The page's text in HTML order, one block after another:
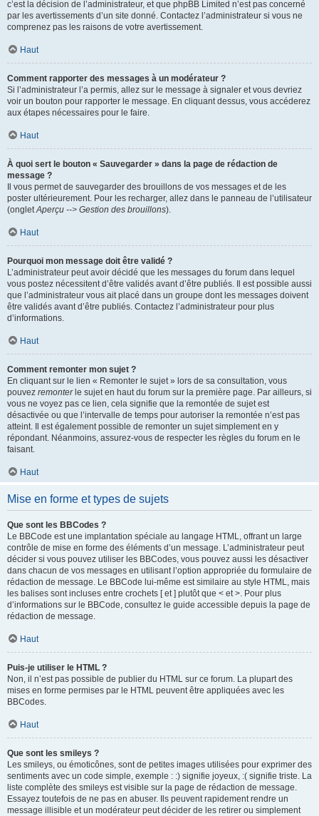
c’est la décision de l’administrateur, et que phpBB Limited n’est pas concerné
par les avertissements d’un site donné. Contactez l’administrateur si vous ne
comprenez pas les raisons de votre avertissement.
Haut
Comment rapporter des messages à un modérateur ?
Si l’administrateur l’a permis, allez sur le message à signaler et vous devriez
voir un bouton pour rapporter le message. En cliquant dessus, vous accéderez
aux étapes nécessaires pour le faire.
Haut
À quoi sert le bouton « Sauvegarder » dans la page de rédaction de
message ?
Il vous permet de sauvegarder des brouillons de vos messages et de les
poster ultérieurement. Pour les recharger, allez dans le panneau de l’utilisateur
(ongletAperçu --> Gestion des brouillons).
Haut
Pourquoi mon message doit être validé ?
L’administrateur peut avoir décidé que les messages du forum dans lequel
vous postez nécessitent d’être validés avant d’être publiés. Il est possible aussi
que l’administrateur vous ait placé dans un groupe dont les messages doivent
être validés avant d’être publiés. Contactez l’administrateur pour plus
d’informations.
Haut
Comment remonter mon sujet ?
En cliquant sur le lien « Remonter le sujet » lors de sa consultation, vous
pouvez remonterle sujet en haut du forum sur la première page. Par ailleurs, si
vous ne voyez pas ce lien, cela signifie que la remontée de sujet est
désactivée ou que l’intervalle de temps pour autoriser la remontée n’est pas
atteint. Il est également possible de remonter un sujet simplement en y
répondant. Néanmoins, assurez-vous de respecter les règles du forum en le
faisant.
Haut
Mise en forme et types de sujets
Que sont les BBCodes ?
Le BBCode est une implantation spéciale au langage HTML, offrant un large
contrôle de mise en forme des éléments d’un message. L’administrateur peut
décider si vous pouvez utiliser les BBCodes, vous pouvez aussi les désactiver
dans chacun de vos messages en utilisant l’option appropriée du formulaire de
rédaction de message. Le BBCode lui-même est similaire au style HTML, mais
les balises sont incluses entre crochets [ et ] plutôt que < et >. Pour plus
d’informations sur le BBCode, consultez le guide accessible depuis la page de
rédaction de message.
Haut
Puis-je utiliser le HTML ?
Non, il n’est pas possible de publier du HTML sur ce forum. La plupart des
mises en forme permises par le HTML peuvent être appliquées avec les
BBCodes.
Haut
Que sont les smileys ?
Les smileys, ou émoticônes, sont de petites images utilisées pour exprimer des
sentiments avec un code simple, exemple : :) signifie joyeux, :( signifie triste. La
liste complète des smileys est visible sur la page de rédaction de message.
Essayez toutefois de ne pas en abuser. Ils peuvent rapidement rendre un
message illisible et un modérateur peut décider de les retirer ou simplement